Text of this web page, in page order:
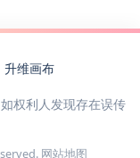
升维画布
权利人发现存在误传
网站地图